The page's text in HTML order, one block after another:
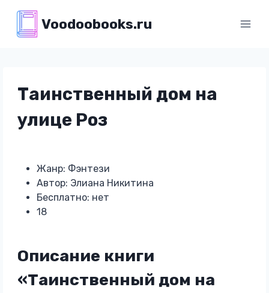
содержимому
Voodoobooks.ru
Таинственный дом на
улице Роз
Жанр: Фэнтези
Автор: Элиана Никитина
Бесплатно: нет
18
Описание книги
«Таинственный дом на